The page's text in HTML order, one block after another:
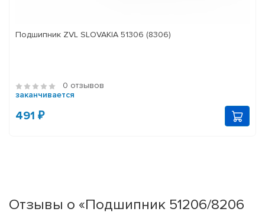
Подшипник ZVL SLOVAKIA 51306 (8306)
0 отзывов
заканчивается
491 ₽
Отзывы о «Подшипник 51206/8206